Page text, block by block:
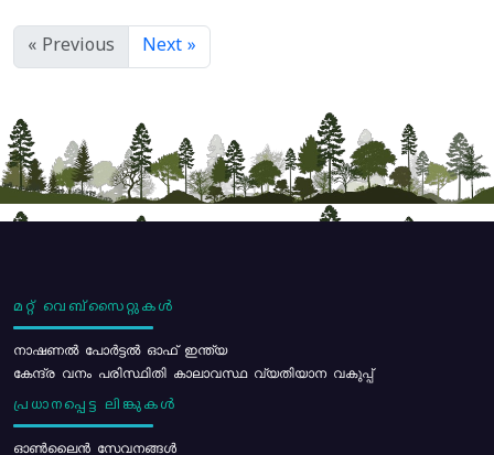
« Previous Next »
മറ്റ് വെബ്സൈറ്റുകൾ
നാഷണൽ പോർട്ടൽ ഓഫ് ഇന്ത്യ
കേന്ദ്ര വനം പരിസ്ഥിതി കാലാവസ്ഥ വ്യതിയാന വകുപ്പ്
പ്രധാനപ്പെട്ട ലിങ്കുകൾ
ഓൺലൈൻ സേവനങ്ങൾ